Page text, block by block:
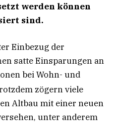
werden können
sind.
Einbezug der
satte Einsparungen an
bei Wohn- und
zögern viele
Altbau mit einer neuen
unter anderem